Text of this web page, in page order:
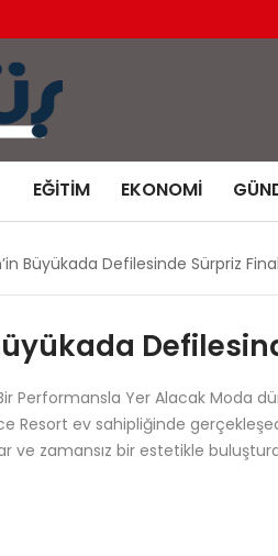
EĞITIM EKONOMI
Büyükada Defilesinde Sürpriz Final
Performansla Yer Alacak Moda
Resort ev sahipliğinde
ve zamansız bir estetikle